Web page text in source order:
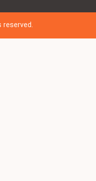
reserved.